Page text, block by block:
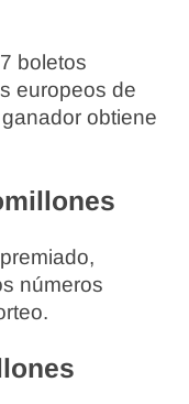
boletos
europeos de
obtiene
números